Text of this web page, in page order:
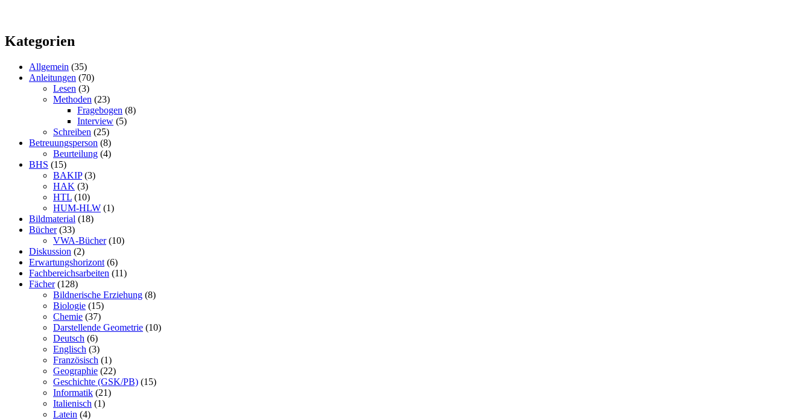
Kategorien
Allgemein (35)
Anleitungen (70)
Lesen (3)
Methoden (23)
Fragebogen (8)
Interview (5)
Schreiben (25)
Betreuungsperson (8)
Beurteilung (4)
BHS (15)
BAKIP(3)
HAK (3)
HTL (10)
HUM-HLW (1)
Bildmaterial (18)
Bücher(33)
VWA-Bücher(10)
Diskussion (2)
Erwartungshorizont (6)
Fachbereichsarbeiten (11)
Fächer(128)
Bildnerische Erziehung (8)
Biologie (15)
Chemie (37)
Darstellende Geometrie (10)
Deutsch (6)
Englisch (3)
Französisch (1)
Geographie (22)
Geschichte (GSK/PB) (15)
Informatik (21)
Italienisch (1)
Latein (4)